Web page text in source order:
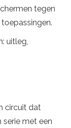
tegen
uitleg,
circuit dat
serie met een